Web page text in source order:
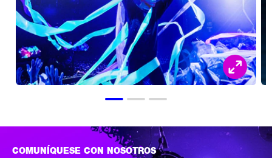
COMUNÍQUESE CON NOSOTROS